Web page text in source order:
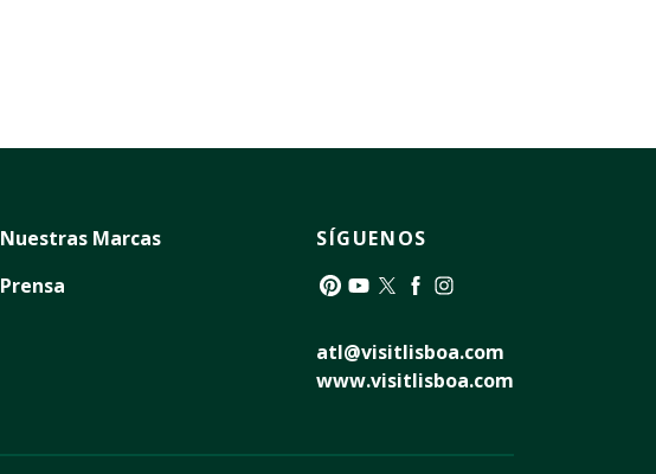
Nuestras Marcas
Prensa
SÍGUENOS
atl@visitlisboa.com
www.visitlisboa.com